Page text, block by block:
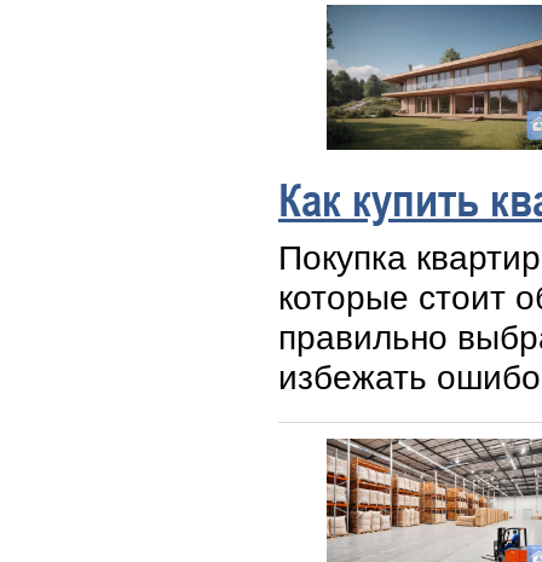
Как купить
Покупка
которые стоит
правильно
избежать